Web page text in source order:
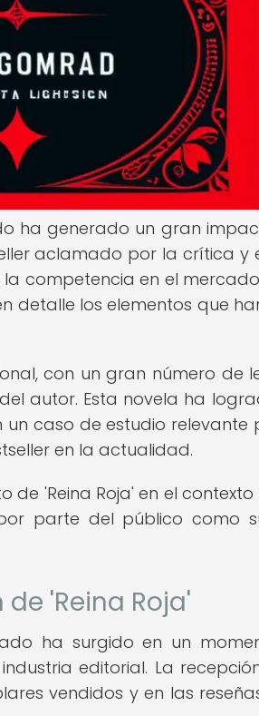
ha generado un gran
aclamado por la crítica y
competencia en el
detalle los elementos que
con un gran número de
autor. Esta novela ha
caso de estudio
en la actualidad.
'Reina Roja' en el
parte del público como
'Reina Roja'
ha surgido en un
editorial. La
vendidos y en las